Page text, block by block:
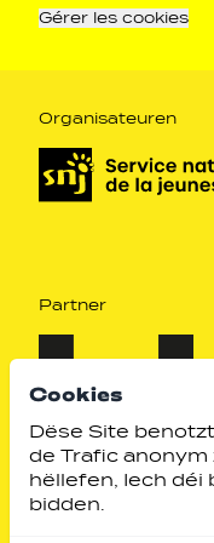
Cookies
Dëse Site
de Trafic anonym
hëllefen, Iech déi
bidden.
Gérer les cookies
Organisateuren
Partner